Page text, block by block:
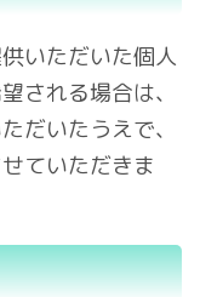
いただいた個人
される場合は、
だいたうえで、
ていただきま